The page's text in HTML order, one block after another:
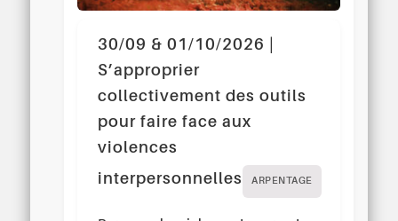
30/09 & 01/10/2026 |
S’approprier
collectivement des outils
pour faire face aux
violences
interpersonnelles
ARPENTAGE